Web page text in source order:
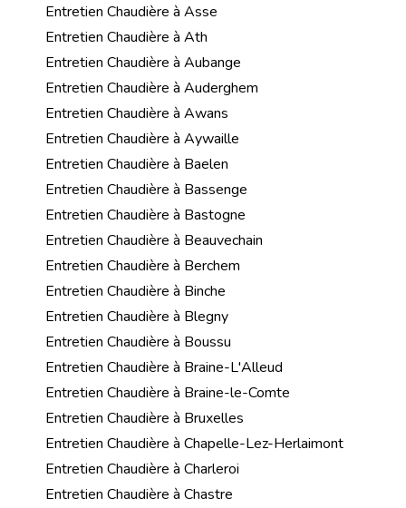
Entretien Chaudière à Asse
Entretien Chaudière à Ath
Entretien Chaudière à Aubange
Entretien Chaudière à Auderghem
Entretien Chaudière à Awans
Entretien Chaudière à Aywaille
Entretien Chaudière à Baelen
Entretien Chaudière à Bassenge
Entretien Chaudière à Bastogne
Entretien Chaudière à Beauvechain
Entretien Chaudière à Berchem
Entretien Chaudière à Binche
Entretien Chaudière à Blegny
Entretien Chaudière à Boussu
Entretien Chaudière à Braine-L'Alleud
Entretien Chaudière à Braine-le-Comte
Entretien Chaudière à Bruxelles
Entretien Chaudière à Chapelle-Lez-Herlaimont
Entretien Chaudière à Charleroi
Entretien Chaudière à Chastre